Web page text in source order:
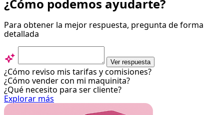
Centro
ayuda
¿Cómo podemos ayudarte?
Para obtener la mejor respuesta, pregunta de forma
detallada
Ver respuesta
¿Cómo reviso mis tarifas y comisiones?
¿Cómo vender con mi maquinita?
¿Qué necesito para ser cliente?
Explorar más